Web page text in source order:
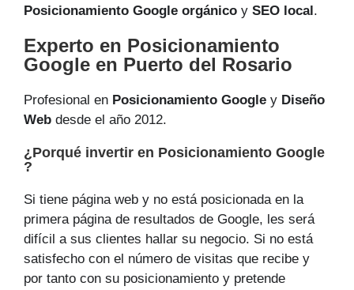
Posicionamiento Google orgánico y SEO local .
Experto en Posicionamiento
Google en Puerto del Rosario
Profesional en Posicionamiento Google y Diseño
Web desde el año 2012.
¿Porqué invertir en Posicionamiento Google
?
Si tiene página web y no está posicionada en la
primera página de resultados de Google, les será
difícil a sus clientes hallar su negocio. Si no está
satisfecho con el número de visitas que recibe y
por tanto con su posicionamiento y pretende